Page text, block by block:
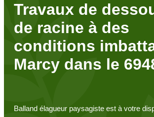
Travaux de
de racine à des
conditions
Marcy dans le
Balland élagueur paysagiste est à votre